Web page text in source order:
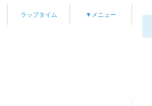
ラップタイム ▼メニュー